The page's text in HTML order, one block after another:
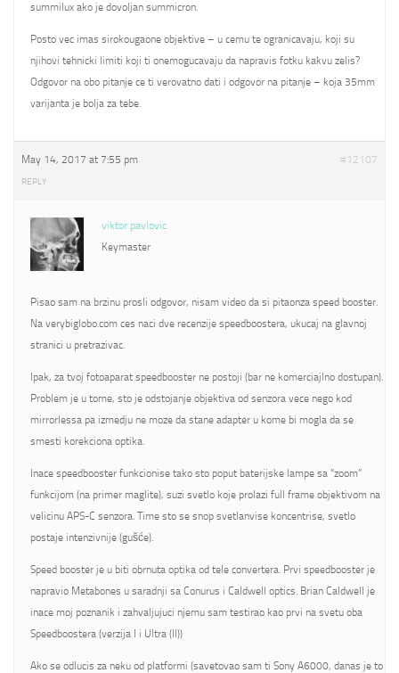
summilux ako je dovoljan summicron.
Posto vec imas sirokougaone objektive – u cemu te ogranicavaju, koji su
njihovi tehnicki limiti koji ti onemogucavaju da napravis fotku kakvu zelis?
Odgovor na obo pitanje ce ti verovatno dati i odgovor na pitanje – koja 35mm
varijanta je bolja za tebe.
May 14, 2017 at 7:55 pm #12107
REPLY
viktor pavlovic
Keymaster
Pisao sam na brzinu prosli odgovor, nisam video da si pitaonza speed booster.
Na verybiglobo.com ces naci dve recenzije speedboostera, ukucaj na glavnoj
stranici u pretrazivac.
Ipak, za tvoj fotoaparat speedbooster ne postoji (bar ne komerciajlno dostupan).
Problem je u tome, sto je odstojanje objektiva od senzora vece nego kod
mirrorlessa pa izmedju ne moze da stane adapter u kome bi mogla da se
smesti korekciona optika.
Inace speedbooster funkcionise tako sto poput baterijske lampe sa “zoom”
funkcijom (na primer maglite), suzi svetlo koje prolazi full frame objektivom na
velicinu APS-C senzora. Time sto se snop svetlanvise koncentrise, svetlo
postaje intenzivnije (gušće).
Speed booster je u biti obrnuta optika od tele convertera. Prvi speedbooster je
napravio Metabones u saradnji sa Conurus i Caldwell optics. Brian Caldwell je
inace moj poznanik i zahvaljujuci njemu sam testirao kao prvi na svetu oba
Speedboostera (verzija I i Ultra (II))
Ako se odlucis za neku od platformi (savetovao sam ti Sony A6000, danas je to